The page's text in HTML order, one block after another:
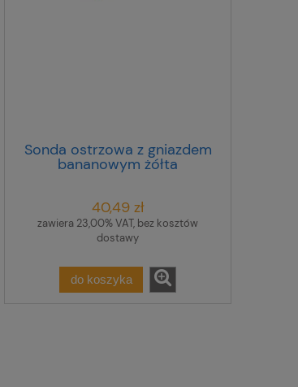
Sonda ostrzowa z gniazdem
bananowym żółta
WASONYEOGB1
40,49 zł
zawiera 23,00% VAT, bez kosztów
dostawy
do koszyka